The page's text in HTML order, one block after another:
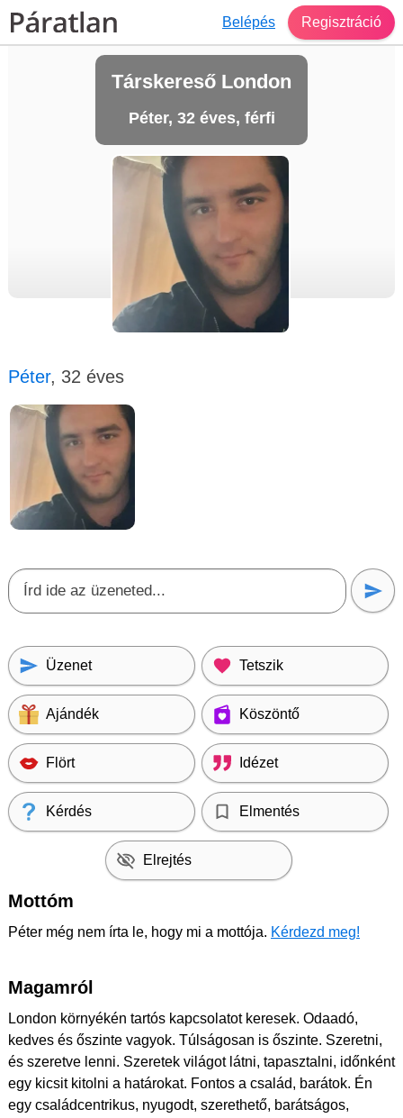
Belépés Regisztráció
Társkereső London
Péter, 32 éves, férfi
Péter, 32 éves
Üzenet Tetszik
Ajándék Köszöntő
Flört Idézet
Kérdés Elmentés
Elrejtés
Mottóm
Péter még nem írta le, hogy mi a mottója. Kérdezd meg!
Magamról
London környékén tartós kapcsolatot keresek. Odaadó,
kedves és őszinte vagyok. Túlságosan is őszinte. Szeretni,
és szeretve lenni. Szeretek világot látni, tapasztalni, időnként
egy kicsit kitolni a határokat. Fontos a család, barátok. Én
egy családcentrikus, nyugodt, szerethető, barátságos,